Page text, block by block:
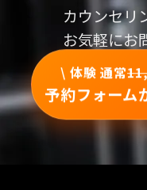
カウンセリ
お気軽にお
\ 体験 通常
予約フォーム